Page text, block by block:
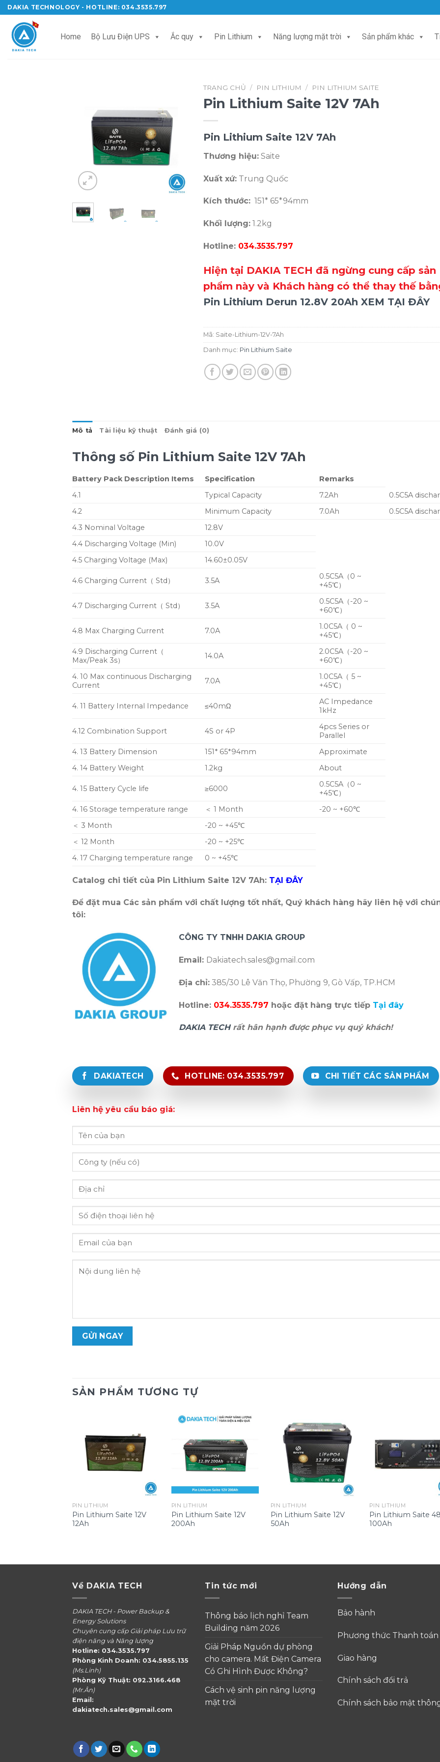
Skip
to
content
DAKIA TECHNOLOGY - HOTLINE: 034.3535.797
Home Bộ Lưu Điện UPS Ắc quy Pin Lithium Năng lượng mặt trời Sản phẩm khác
TRANG CHỦ / PIN LITHIUM / PIN LITHIUM SAITE
Pin Lithium Saite 12V 7Ah
Pin Lithium Saite 12V 7Ah
Thương hiệu: Saite
Xuất xứ: Trung Quốc
Kích thước: 151* 65*94mm
Khối lượng: 1.2kg
Hotline: 034.3535.797
Hiện tại DAKIA TECH đã ngừng cung cấp sản
phẩm này và Khách hàng có thể thay thế
Pin Lithium Derun 12.8V 20Ah XEM TẠI ĐÂY
Mã: Saite-Lithium-12V-7Ah
Danh mục: Pin Lithium Saite
Mô tả Tài liệu kỹ thuật Đánh giá (0)
Thông số Pin Lithium Saite 12V 7Ah
Battery Pack Description Items Specification
Remarks
4.1
Typical Capacity 7.2Ah 0.5C5A
4.2
Minimum Capacity 7.0Ah 0.5C5A
4.3 Nominal Voltage
12.8V
4.4 Discharging Voltage (Min)
10.0V
4.5 Charging Voltage (Max)
14.60±0.05V
4.6 Charging Current （ Std） 3.5A 0.5C5A （0 ~
+45℃）
4.7 Discharging Current （ Std） 3.5A 0.5C5A （-20 ~
+60℃）
4.8 Max Charging Current 7.0A 1.0C5A （ 0 ~
+45℃）
4.9 Discharging Current （
Max/Peak 3s） 14.0A 2.0C5A （-20 ~
+60℃）
4. 10 Max continuous Discharging
Current
7.0A 1.0C5A （ 5 ~
+45℃）
4. 11 Battery Internal Impedance ≤40mΩ
AC Impedance
1kHz
4.12 Combination Support 4S or 4P
4pcs Series or
Parallel
4. 13 Battery Dimension
151* 65*94mm
Approximate
4. 14 Battery Weight
1.2kg About
4. 15 Battery Cycle life ≥6000 0.5C5A （0 ~
+45℃）
4. 16 Storage temperature range
＜1 Month -20 ~ +60℃
＜ 3 Month -20 ~ +45℃
＜ 12 Month -20 ~ +25℃
4. 17 Charging temperature range
0 ~ +45℃
Catalog chi tiết của Pin Lithium Saite 12V 7Ah: TẠI ĐÂY
Để đặt mua Các sản phẩm với chất lượng tốt nhất, Quý khách hàng hãy liên hệ với
tôi:
CÔNG TY TNHH DAKIA GROUP
Email: Dakiatech.sales@gmail.com
Địa chỉ: 385/30 Lê Văn Thọ, Phường 9, Gò Vấp, TP.HCM
Hotline: 034.3535.797 hoặc đặt hàng trực tiếp Tại đây
DAKIA TECHrất hân hạnh được phục vụ quý khách!
DAKIATECH HOTLINE: 034.3535.797 CHI TIẾT CÁC SẢN PHẨM
Liên hệ yêu cầu báo giá:
SẢN PHẨM TƯƠNG TỰ
PIN LITHIUM
Pin Lithium Saite 12V
12Ah
PIN LITHIUM
Pin Lithium Saite 12V
200Ah
PIN LITHIUM
Pin Lithium Saite 12V
50Ah
PIN LITHIUM
Pin Lithium Saite
100Ah
Về DAKIA TECH
DAKIA TECH - Power Backup &
Energy Solutions
Chuyên cung cấp Giải pháp Lưu trữ
điện năng và Năng lượng
Hotline: 034.3535.797
Phòng Kinh Doanh: 034.5855.135
(Ms.Linh)
Phòng Kỹ Thuật: 092.3166.468
(Mr.Ân)
Email:
dakiatech.sales@gmail.com
Tin tức mới
Thông báo lịch nghỉ Team
Building năm 2026
Giải Pháp Nguồn dự phòng
cho camera. Mất Điện Camera
Có Ghi Hình Được Không?
Cách vệ sinh pin năng lượng
mặt trời
Hướng dẫn
Bảo hành
Phương thức Thanh toán
Giao hàng
Chính sách đổi trả
Chính sách bảo mật